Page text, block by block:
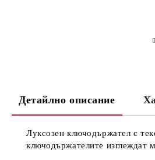
Детайлно описание
Луксозен ключодържател с
ключодържателите изглеждат